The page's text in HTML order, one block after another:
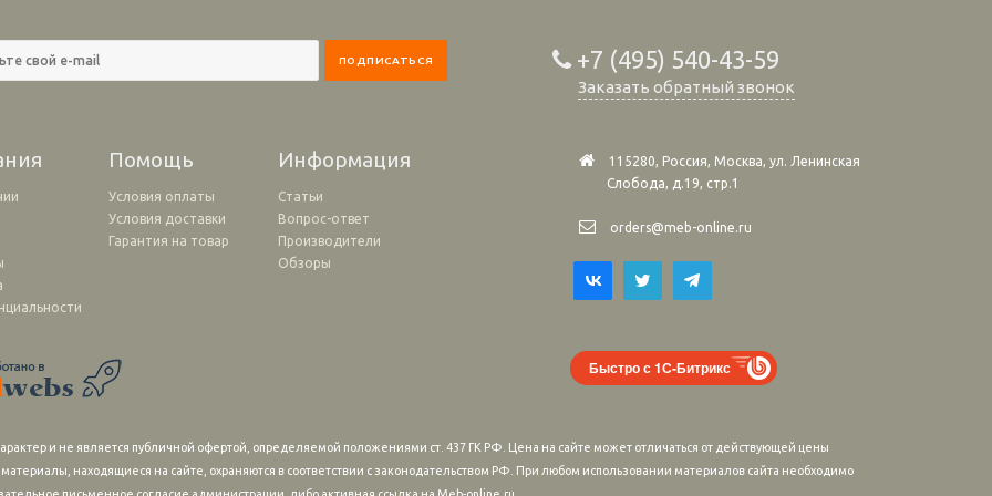
+7 (495) 540-43-59
Заказать обратный звонок
Помощь Информация
Условия оплаты
Условия доставки
Гарантия на товар
Статьи
Вопрос-ответ
Производители
Обзоры
115280, Россия, Москва, ул. Ленинская
Слобода, д.19, стр.1
orders@meb-online.ru
Быстро с 1С-Битрикс
и не является публичной офертой, определяемой положениями ст. 437 ГК РФ. Цена на сайте может отличаться от действующей цены
находящиеся на сайте, охраняются в соответствии с законодательством РФ. При любом использовании материалов сайта необходимо